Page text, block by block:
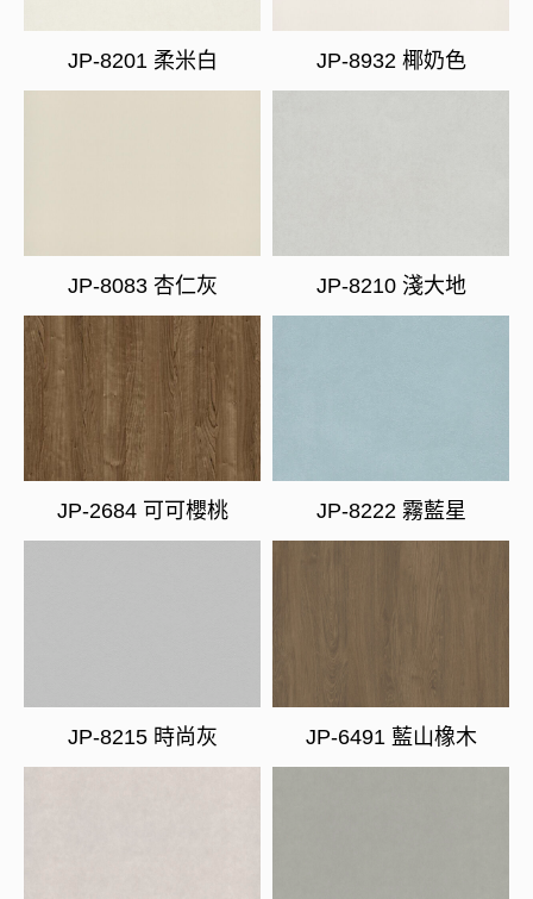
JP-8201 柔米白 JP-8932 椰奶色
JP-8083 杏仁灰 JP-8210 淺大地
JP-2684 可可櫻桃 JP-8222 霧藍星
JP-8215 時尚灰 JP-6491 藍山橡木